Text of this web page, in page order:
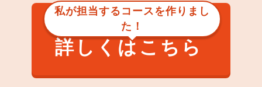
私が担当するコースを作りまし
た！
詳しくはこちら